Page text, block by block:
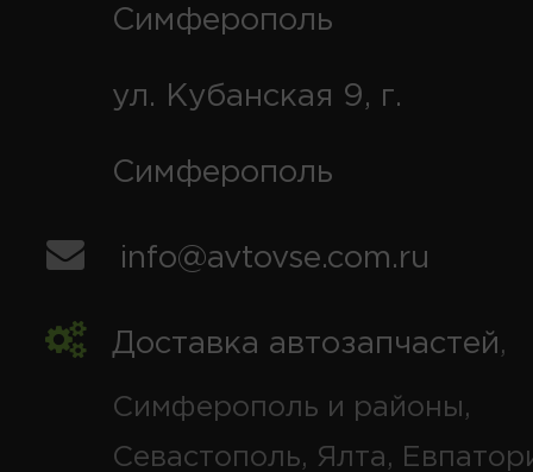
Симферополь
ул. Кубанская 9, г.
Симферополь
info@avtovse.com.ru
Доставка автозапчастей,
Симферополь и районы,
Севастополь, Ялта,